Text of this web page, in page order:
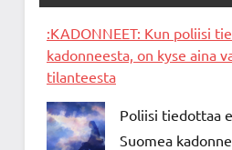
:KADONNEET: Kun poliisi
kadonneesta, on kyse aina
tilanteesta
Poliisi tiedottaa
Suomea